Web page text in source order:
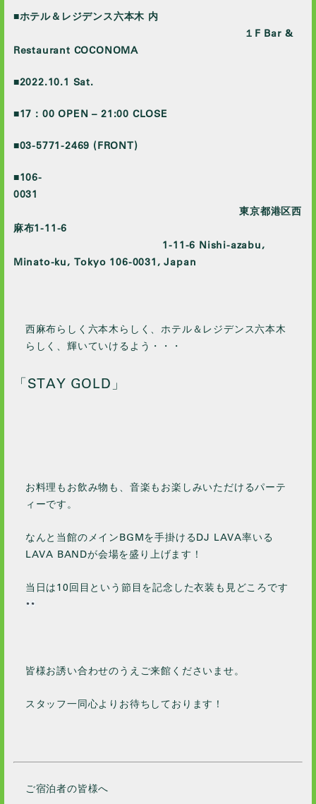
■ホテル＆レジデンス六本木 内
１F Bar &
Restaurant COCONOMA
■2022.10.1 Sat.
■17：00 OPEN – 21:00 CLOSE
■03-5771-2469 (FRONT)
■106-
0031
東京都港区西
麻布1-11-6
1-11-6 Nishi-azabu,
Minato-ku, Tokyo 106-0031, Japan
西麻布らしく六本木らしく、ホテル＆レジデンス六本木
らしく、輝いていけるよう・・・
「STAY GOLD」
お料理もお飲み物も、音楽もお楽しみいただけるパーテ
ィーです。
なんと当館のメインBGMを手掛けるDJ LAVA率いる
LAVA BANDが会場を盛り上げます！
当日は10回目という節目を記念した衣装も見どころです
皆様お誘い合わせのうえご来館くださいませ。
スタッフ一同心よりお待ちしております！
ご宿泊者の皆様へ